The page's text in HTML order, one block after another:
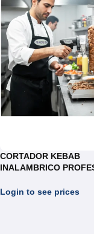
CORTADOR KEBAB
INALAMBRICO
Login to see prices